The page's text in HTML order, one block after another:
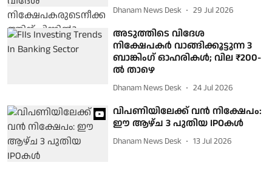
Dhanam News Desk 29 Jul 2026
അടുത്തിടെ വിദേശ
നിക്ഷേപകർ വാങ്ങിക്കൂട്ടുന്ന 3
ബാങ്കിംഗ് ഓഹരികൾ; വില ₹200-
ൽ താഴെ
Dhanam News Desk 24 Jul 2026
വിപണിയിലേക്ക് വൻ നിക്ഷേപം:
ഈ ആഴ്ച 3 പുതിയ IPOകൾ
Dhanam News Desk 13 Jul 2026